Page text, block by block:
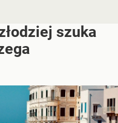
szuka